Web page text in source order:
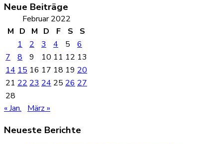
Neue Beiträge
Februar 2022
M D M D F S
S
1
2 3 4 5
6
7
8 9 10 11 12 13
14 15 16 17 18 19 20
21 22 23 24 25 26 27
28
« Jan.
März »
Neueste Berichte